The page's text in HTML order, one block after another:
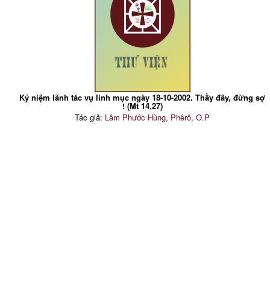
Kỷ niệm lãnh tác vụ linh mục ngày 18-10-2002. Thầy đây, đừng sợ
! (Mt 14,27)
Tác giả: Lâm Phước Hùng, Phêrô, O.P